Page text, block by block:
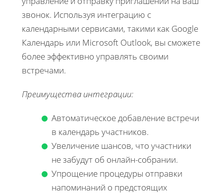
звонок. Используя интеграцию с
календарными сервисами, такими как Google
Календарь или Microsoft Outlook, вы сможете
более эффективно управлять своими
встречами.
Преимущества интеграции:
Автоматическое добавление встречи
в календарь участников.
Увеличение шансов, что участники
не забудут об онлайн-собрании.
Упрощение процедуры отправки
напоминаний о предстоящих